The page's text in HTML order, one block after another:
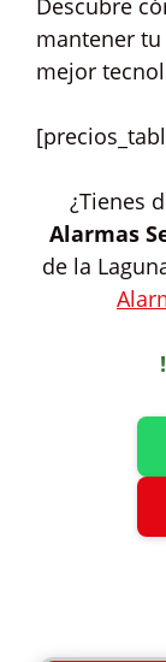
Descubre
mantener
mejor
¿Tienes
Alarmas
de la